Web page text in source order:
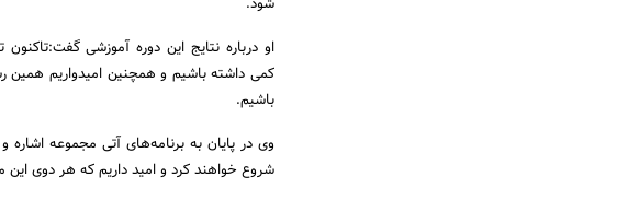
او درباره نتایج این دوره آموزشی گفت:تاکنون
کمی داشته باشیم و همچنین امیدواریم همین
باشیم.
وی در پایان به برنامه‌های آتی مجموعه
شروع خواهند کرد و امید داریم که هر دوی این